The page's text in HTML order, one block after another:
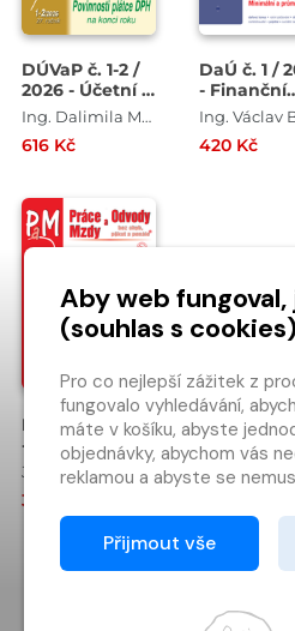
DÚVaP č. 1-2 /
2026 - Účetní a
daňové odpisy
majetku
Ing. Dalimila Mirčevská , Ing. Václav Benda , Ing. Vladimír Hruška
616 Kč
DaÚ č. 1 /
- Finanční
činností a
420 Kč
PaM č. 1 / 2026
- Jednotné
měsíční
hlášení
zaměstnavatele
- nový zákon
JUDr. Jana Drexlerová , JUDr. Ladislav Jouza , Mgr. Olga Bičáková , JUDr. Eva Dandová
392 Kč
NAČÍST
Aby web fungoval,
(souhlas s cookies)
Pro co nejlepší zážitek z
fungovalo vyhledávání,
máte v košíku, abyste
objednávky, abychom vás
reklamou a abyste se
Proto od vás potřebujeme
zpracováním souborů cookies
Děkujeme, že nám ho dáte
Přijmout vše